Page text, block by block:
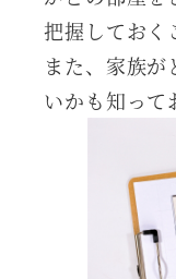
把握しておく
また、家族
いかも知って